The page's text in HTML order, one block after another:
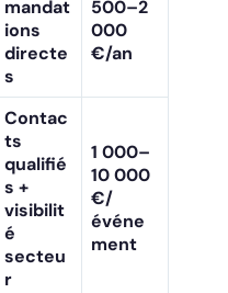
mandat
ions
directe
s
500–2
000
€/an
Contac
ts
qualifié
s +
visibilit
é
secteu
r
1 000–
10 000
€/
événe
ment